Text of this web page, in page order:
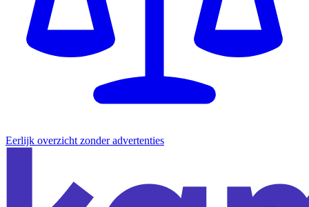
Eerlijk overzicht zonder advertenties